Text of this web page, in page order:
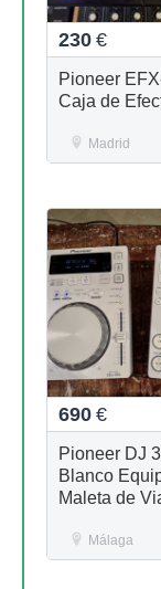
230 €
Pioneer
Caja de
Madrid
690 €
Pioneer DJ
Blanco
Maleta de
Málaga